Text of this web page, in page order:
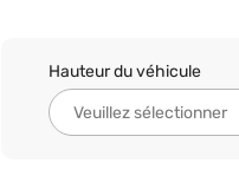
Hauteur du véhicule